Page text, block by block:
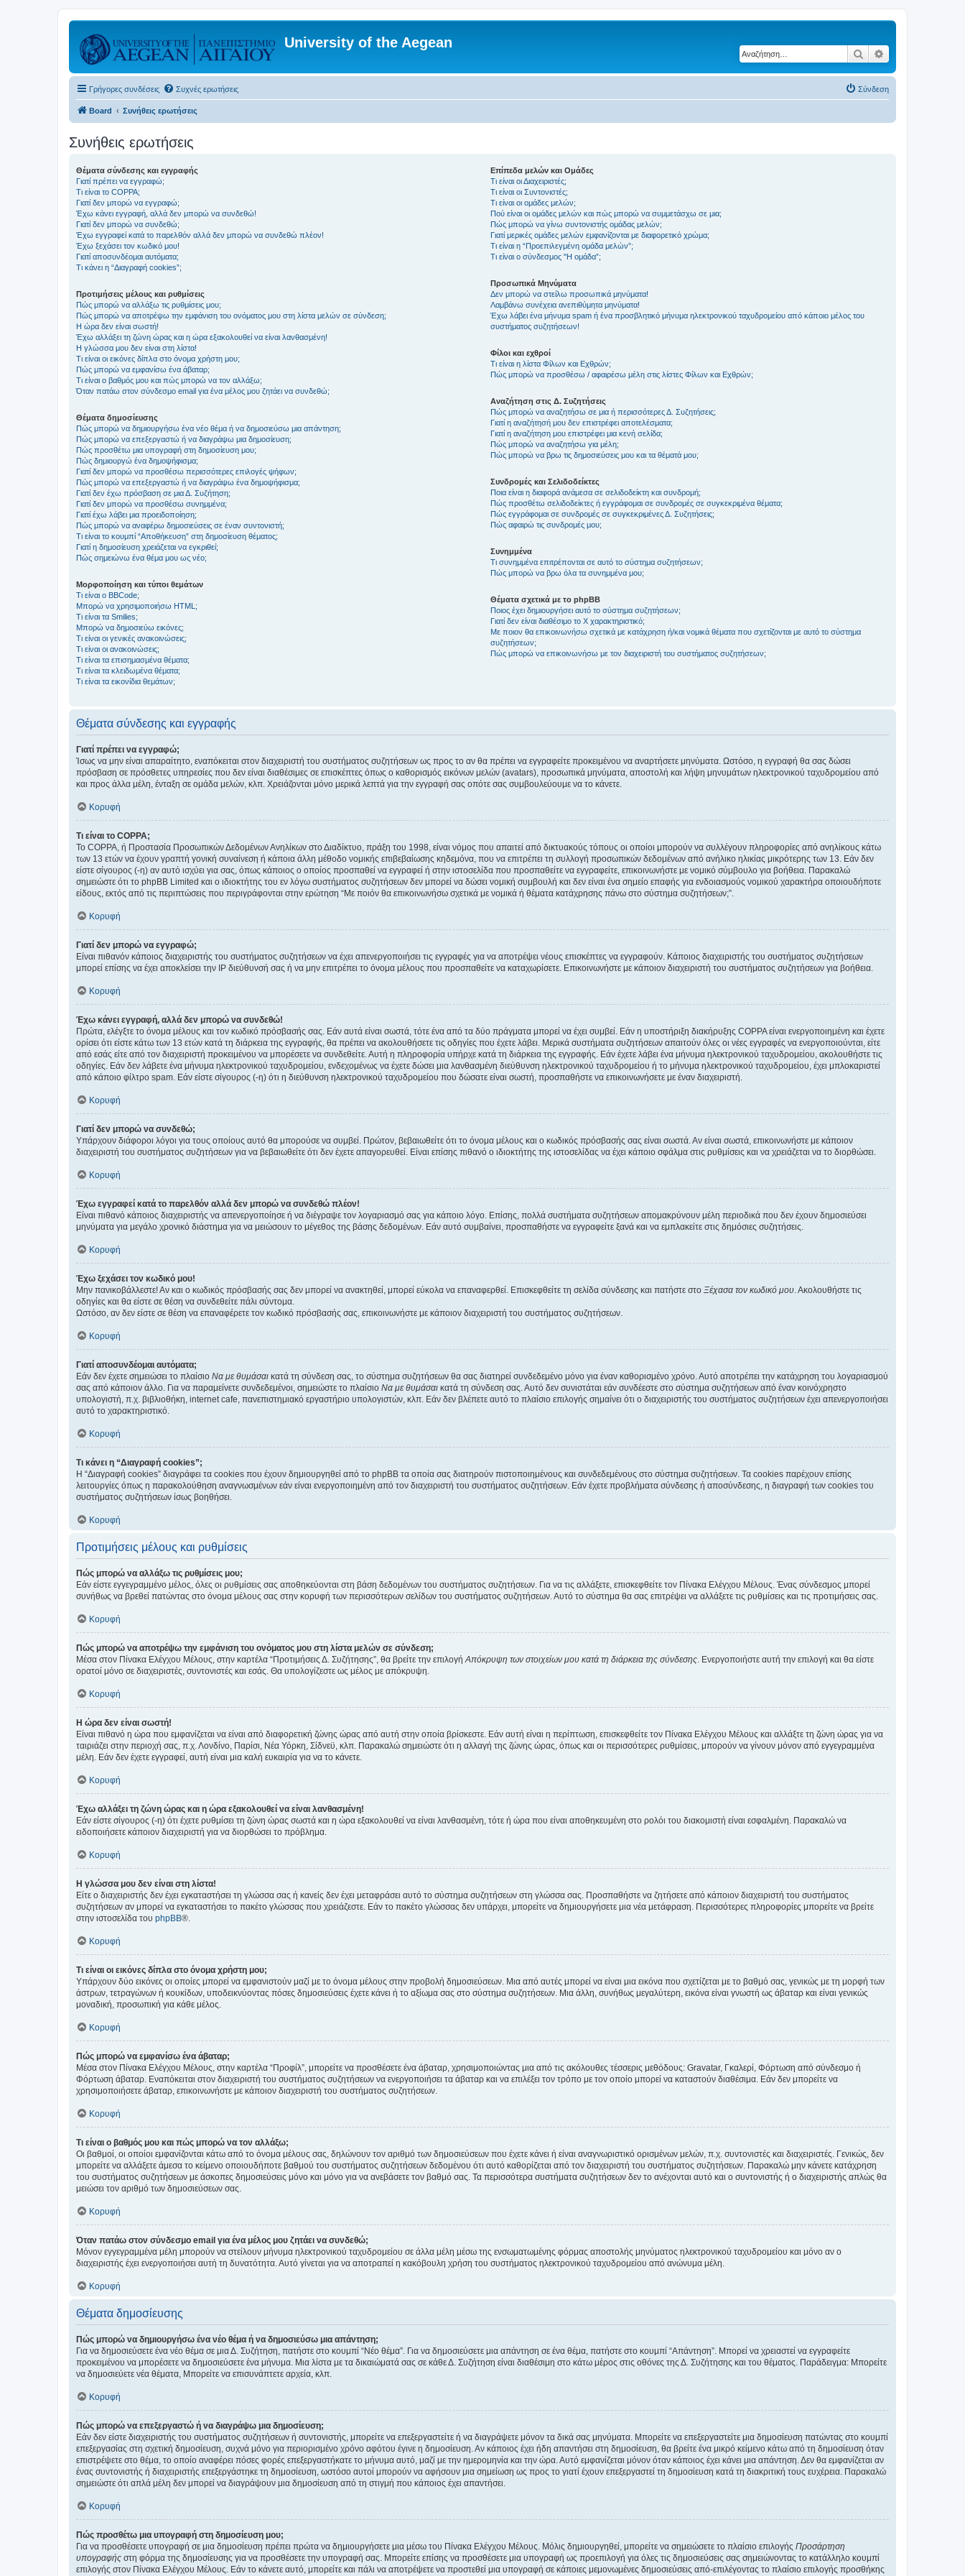
University of the Aegean
Αναζήτηση
Γρήγορες συνδέσεις Συχνές ερωτήσεις Σύνδεση
Board Συνήθεις ερωτήσεις
Συνήθεις ερωτήσεις
Θέματα σύνδεσης και εγγραφής
Γιατί πρέπει να εγγραφώ;
Τι είναι το COPPA;
Γιατί δεν μπορώ να εγγραφώ;
Έχω κάνει εγγραφή, αλλά δεν μπορώ να συνδεθώ!
Γιατί δεν μπορώ να συνδεθώ;
Έχω εγγραφεί κατά το παρελθόν αλλά δεν μπορώ να συνδεθώ πλέον!
Έχω ξεχάσει τον κωδικό μου!
Γιατί αποσυνδέομαι αυτόματα;
Τι κάνει η “Διαγραφή cookies”;
Προτιμήσεις μέλους και ρυθμίσεις
Πώς μπορώ να αλλάξω τις ρυθμίσεις μου;
Πώς μπορώ να αποτρέψω την εμφάνιση του ονόματος μου στη λίστα μελών σε σύνδεση;
Η ώρα δεν είναι σωστή!
Έχω αλλάξει τη ζώνη ώρας και η ώρα εξακολουθεί να είναι λανθασμένη!
Η γλώσσα μου δεν είναι στη λίστα!
Τι είναι οι εικόνες δίπλα στο όνομα χρήστη μου;
Πώς μπορώ να εμφανίσω ένα άβαταρ;
Τι είναι ο βαθμός μου και πώς μπορώ να τον αλλάξω;
Όταν πατάω στον σύνδεσμο email για ένα μέλος μου ζητάει να συνδεθώ;
Θέματα δημοσίευσης
Πώς μπορώ να δημιουργήσω ένα νέο θέμα ή να δημοσιεύσω μια απάντηση;
Πώς μπορώ να επεξεργαστώ ή να διαγράψω μια δημοσίευση;
Πώς προσθέτω μια υπογραφή στη δημοσίευση μου;
Πώς δημιουργώ ένα δημοψήφισμα;
Γιατί δεν μπορώ να προσθέσω περισσότερες επιλογές ψήφων;
Πώς μπορώ να επεξεργαστώ ή να διαγράψω ένα δημοψήφισμα;
Γιατί δεν έχω πρόσβαση σε μια Δ. Συζήτηση;
Γιατί δεν μπορώ να προσθέσω συνημμένα;
Γιατί έχω λάβει μια προειδοποίηση;
Πώς μπορώ να αναφέρω δημοσιεύσεις σε έναν συντονιστή;
Τι είναι το κουμπί “Αποθήκευση” στη δημοσίευση θέματος;
Γιατί η δημοσίευση χρειάζεται να εγκριθεί;
Πώς σημειώνω ένα θέμα μου ως νέο;
Μορφοποίηση και τύποι θεμάτων
Τι είναι ο BBCode;
Μπορώ να χρησιμοποιήσω HTML;
Τι είναι τα Smilies;
Μπορώ να δημοσιεύω εικόνες;
Τι είναι οι γενικές ανακοινώσεις;
Τι είναι οι ανακοινώσεις;
Τι είναι τα επισημασμένα θέματα;
Τι είναι τα κλειδωμένα θέματα;
Τι είναι τα εικονίδια θεμάτων;
Επίπεδα μελών και Ομάδες
Τι είναι οι Διαχειριστές;
Τι είναι οι Συντονιστές;
Τι είναι οι ομάδες μελών;
Πού είναι οι ομάδες μελών και πώς μπορώ να συμμετάσχω σε μια;
Πώς μπορώ να γίνω συντονιστής ομάδας μελών;
Γιατί μερικές ομάδες μελών εμφανίζονται με διαφορετικό χρώμα;
Τι είναι η “Προεπιλεγμένη ομάδα μελών”;
Τι είναι ο σύνδεσμος "Η ομάδα”;
Προσωπικά Μηνύματα
Δεν μπορώ να στείλω προσωπικά μηνύματα!
Λαμβάνω συνέχεια ανεπιθύμητα μηνύματα!
Έχω λάβει ένα μήνυμα spam ή ένα προσβλητικό μήνυμα ηλεκτρονικού ταχυδρομείου από κάποιο μέλος του
συστήματος συζητήσεων!
Φίλοι και εχθροί
Τι είναι η λίστα Φίλων και Εχθρών;
Πώς μπορώ να προσθέσω / αφαιρέσω μέλη στις λίστες Φίλων και Εχθρών;
Αναζήτηση στις Δ. Συζητήσεις
Πώς μπορώ να αναζητήσω σε μια ή περισσότερες Δ. Συζητήσεις;
Γιατί η αναζήτησή μου δεν επιστρέφει αποτελέσματα;
Γιατί η αναζήτηση μου επιστρέφει μια κενή σελίδα;
Πώς μπορώ να αναζητήσω για μέλη;
Πώς μπορώ να βρω τις δημοσιεύσεις μου και τα θέματά μου;
Συνδρομές και Σελιδοδείκτες
Ποια είναι η διαφορά ανάμεσα σε σελιδοδείκτη και συνδρομή;
Πώς προσθέτω σελιδοδείκτες ή εγγράφομαι σε συνδρομές σε συγκεκριμένα θέματα;
Πώς εγγράφομαι σε συνδρομές σε συγκεκριμένες Δ. Συζητήσεις;
Πώς αφαιρώ τις συνδρομές μου;
Συνημμένα
Τι συνημμένα επιτρέπονται σε αυτό το σύστημα συζητήσεων;
Πώς μπορώ να βρω όλα τα συνημμένα μου;
Θέματα σχετικά με το phpBB
Ποιος έχει δημιουργήσει αυτό το σύστημα συζητήσεων;
Γιατί δεν είναι διαθέσιμο το Χ χαρακτηριστικό;
Με ποιον θα επικοινωνήσω σχετικά με κατάχρηση ή/και νομικά θέματα που σχετίζονται με αυτό το σύστημα
συζητήσεων;
Πώς μπορώ να επικοινωνήσω με τον διαχειριστή του συστήματος συζητήσεων;
Θέματα σύνδεσης και εγγραφής
Γιατί πρέπει να εγγραφώ;
Ίσως να μην είναι απαραίτητο, εναπόκειται στον διαχειριστή του συστήματος συζητήσεων ως προς το αν θα πρέπει να εγγραφείτε προκειμένου να αναρτήσετε μηνύματα. Ωστόσο, η εγγραφή θα σας δώσει
πρόσβαση σε πρόσθετες υπηρεσίες που δεν είναι διαθέσιμες σε επισκέπτες όπως ο καθορισμός εικόνων μελών (avatars), προσωπικά μηνύματα, αποστολή και λήψη μηνυμάτων ηλεκτρονικού ταχυδρομείου από
και προς άλλα μέλη, ένταξη σε ομάδα μελών, κλπ. Χρειάζονται μόνο μερικά λεπτά για την εγγραφή σας οπότε σας συμβουλεύουμε να το κάνετε.
Κορυφή
Τι είναι το COPPA;
Το COPPA, ή Προστασία Προσωπικών Δεδομένων Ανηλίκων στο Διαδίκτυο, πράξη του 1998, είναι νόμος που απαιτεί από δικτυακούς τόπους οι οποίοι μπορούν να συλλέγουν πληροφορίες από ανηλίκους κάτω
των 13 ετών να έχουν γραπτή γονική συναίνεση ή κάποια άλλη μέθοδο νομικής επιβεβαίωσης κηδεμόνα, που να επιτρέπει τη συλλογή προσωπικών δεδομένων από ανήλικο ηλικίας μικρότερης των 13. Εάν δεν
είστε σίγουρος (-η) αν αυτό ισχύει για σας, όπως κάποιος ο οποίος προσπαθεί να εγγραφεί ή στην ιστοσελίδα που προσπαθείτε να εγγραφείτε, επικοινωνήστε με νομικό σύμβουλο για βοήθεια. Παρακαλώ
σημειώστε ότι το phpBB Limited και ο ιδιοκτήτης του εν λόγω συστήματος συζητήσεων δεν μπορεί να δώσει νομική συμβουλή και δεν είναι ένα σημείο επαφής για ενδοιασμούς νομικού χαρακτήρα οποιουδήποτε
είδους, εκτός από τις περιπτώσεις που περιγράφονται στην ερώτηση “Με ποιόν θα επικοινωνήσω σχετικά με νομικά ή θέματα κατάχρησης πάνω στο σύστημα συζητήσεων;”.
Κορυφή
Γιατί δεν μπορώ να εγγραφώ;
Είναι πιθανόν κάποιος διαχειριστής του συστήματος συζητήσεων να έχει απενεργοποιήσει τις εγγραφές για να αποτρέψει νέους επισκέπτες να εγγραφούν. Κάποιος διαχειριστής του συστήματος συζητήσεων
μπορεί επίσης να έχει αποκλείσει την IP διεύθυνσή σας ή να μην επιτρέπει το όνομα μέλους που προσπαθείτε να καταχωρίσετε. Επικοινωνήστε με κάποιον διαχειριστή του συστήματος συζητήσεων για βοήθεια.
Κορυφή
Έχω κάνει εγγραφή, αλλά δεν μπορώ να συνδεθώ!
Πρώτα, ελέγξτε το όνομα μέλους και τον κωδικό πρόσβασής σας. Εάν αυτά είναι σωστά, τότε ένα από τα δύο πράγματα μπορεί να έχει συμβεί. Εάν η υποστήριξη διακήρυξης COPPA είναι ενεργοποιημένη και έχετε
ορίσει ότι είστε κάτω των 13 ετών κατά τη διάρκεια της εγγραφής, θα πρέπει να ακολουθήσετε τις οδηγίες που έχετε λάβει. Μερικά συστήματα συζητήσεων απαιτούν όλες οι νέες εγγραφές να ενεργοποιούνται, είτε
από εσάς είτε από τον διαχειριστή προκειμένου να μπορέσετε να συνδεθείτε. Αυτή η πληροφορία υπήρχε κατά τη διάρκεια της εγγραφής. Εάν έχετε λάβει ένα μήνυμα ηλεκτρονικού ταχυδρομείου, ακολουθήστε τις
οδηγίες. Εάν δεν λάβετε ένα μήνυμα ηλεκτρονικού ταχυδρομείου, ενδεχομένως να έχετε δώσει μια λανθασμένη διεύθυνση ηλεκτρονικού ταχυδρομείου ή το μήνυμα ηλεκτρονικού ταχυδρομείου, έχει μπλοκαριστεί
από κάποιο φίλτρο spam. Εάν είστε σίγουρος (-η) ότι η διεύθυνση ηλεκτρονικού ταχυδρομείου που δώσατε είναι σωστή, προσπαθήστε να επικοινωνήσετε με έναν διαχειριστή.
Κορυφή
Γιατί δεν μπορώ να συνδεθώ;
Υπάρχουν διάφοροι λόγοι για τους οποίους αυτό θα μπορούσε να συμβεί. Πρώτον, βεβαιωθείτε ότι το όνομα μέλους και ο κωδικός πρόσβασής σας είναι σωστά. Αν είναι σωστά, επικοινωνήστε με κάποιον
διαχειριστή του συστήματος συζητήσεων για να βεβαιωθείτε ότι δεν έχετε απαγορευθεί. Είναι επίσης πιθανό ο ιδιοκτήτης της ιστοσελίδας να έχει κάποιο σφάλμα στις ρυθμίσεις και να χρειάζεται να το διορθώσει.
Κορυφή
Έχω εγγραφεί κατά το παρελθόν αλλά δεν μπορώ να συνδεθώ πλέον!
Είναι πιθανό κάποιος διαχειριστής να απενεργοποίησε ή να διέγραψε τον λογαριασμό σας για κάποιο λόγο. Επίσης, πολλά συστήματα συζητήσεων απομακρύνουν μέλη περιοδικά που δεν έχουν δημοσιεύσει
μηνύματα για μεγάλο χρονικό διάστημα για να μειώσουν το μέγεθος της βάσης δεδομένων. Εάν αυτό συμβαίνει, προσπαθήστε να εγγραφείτε ξανά και να εμπλακείτε στις δημόσιες συζητήσεις.
Κορυφή
Έχω ξεχάσει τον κωδικό μου!
Μην πανικοβάλλεστε! Αν και ο κωδικός πρόσβασής σας δεν μπορεί να ανακτηθεί, μπορεί εύκολα να επαναφερθεί. Επισκεφθείτε τη σελίδα σύνδεσης και πατήστε στο Ξέχασα τον κωδικό μου. Ακολουθήστε τις
οδηγίες και θα είστε σε θέση να συνδεθείτε πάλι σύντομα.
Ωστόσο, αν δεν είστε σε θέση να επαναφέρετε τον κωδικό πρόσβασής σας, επικοινωνήστε με κάποιον διαχειριστή του συστήματος συζητήσεων.
Κορυφή
Γιατί αποσυνδέομαι αυτόματα;
Εάν δεν έχετε σημειώσει το πλαίσιο Να με θυμάσαι κατά τη σύνδεση σας, το σύστημα συζητήσεων θα σας διατηρεί συνδεδεμένο μόνο για έναν καθορισμένο χρόνο. Αυτό αποτρέπει την κατάχρηση του λογαριασμού
σας από κάποιον άλλο. Για να παραμείνετε συνδεδεμένοι, σημειώστε το πλαίσιο Να με θυμάσαι κατά τη σύνδεση σας. Αυτό δεν συνιστάται εάν συνδέεστε στο σύστημα συζητήσεων από έναν κοινόχρηστο
υπολογιστή, π.χ. βιβλιοθήκη, internet cafe, πανεπιστημιακό εργαστήριο υπολογιστών, κλπ. Εάν δεν βλέπετε αυτό το πλαίσιο επιλογής σημαίνει ότι ο διαχειριστής του συστήματος συζητήσεων έχει απενεργοποιήσει
αυτό το χαρακτηριστικό.
Κορυφή
Τι κάνει η “Διαγραφή cookies”;
Η “Διαγραφή cookies” διαγράφει τα cookies που έχουν δημιουργηθεί από το phpBB τα οποία σας διατηρούν πιστοποιημένους και συνδεδεμένους στο σύστημα συζητήσεων. Τα cookies παρέχουν επίσης
λειτουργίες όπως η παρακολούθηση αναγνωσμένων εάν είναι ενεργοποιημένη από τον διαχειριστή του συστήματος συζητήσεων. Εάν έχετε προβλήματα σύνδεσης ή αποσύνδεσης, η διαγραφή των cookies του
συστήματος συζητήσεων ίσως βοηθήσει.
Κορυφή
Προτιμήσεις μέλους και ρυθμίσεις
Πώς μπορώ να αλλάξω τις ρυθμίσεις μου;
Εάν είστε εγγεγραμμένο μέλος, όλες οι ρυθμίσεις σας αποθηκεύονται στη βάση δεδομένων του συστήματος συζητήσεων. Για να τις αλλάξετε, επισκεφθείτε τον Πίνακα Ελέγχου Μέλους. Ένας σύνδεσμος μπορεί
συνήθως να βρεθεί πατώντας στο όνομα μέλους σας στην κορυφή των περισσότερων σελίδων του συστήματος συζητήσεων. Αυτό το σύστημα θα σας επιτρέψει να αλλάξετε τις ρυθμίσεις και τις προτιμήσεις σας.
Κορυφή
Πώς μπορώ να αποτρέψω την εμφάνιση του ονόματος μου στη λίστα μελών σε σύνδεση;
Μέσα στον Πίνακα Ελέγχου Μέλους, στην καρτέλα “Προτιμήσεις Δ. Συζήτησης”, θα βρείτε την επιλογήΑπόκρυψη των στοιχείων μου κατά τη διάρκεια της σύνδεσης. Ενεργοποιήστε αυτή την επιλογή και θα είστε
ορατοί μόνο σε διαχειριστές, συντονιστές και εσάς. Θα υπολογίζεστε ως μέλος με απόκρυψη.
Κορυφή
Η ώρα δεν είναι σωστή!
Είναι πιθανό η ώρα που εμφανίζεται να είναι από διαφορετική ζώνης ώρας από αυτή στην οποία βρίσκεστε. Εάν αυτή είναι η περίπτωση, επισκεφθείτε τον Πίνακα Ελέγχου Μέλους και αλλάξτε τη ζώνη ώρας για να
ταιριάζει στην περιοχή σας, π.χ. Λονδίνο, Παρίσι, Νέα Υόρκη, Σίδνεϋ, κλπ. Παρακαλώ σημειώστε ότι η αλλαγή της ζώνης ώρας, όπως και οι περισσότερες ρυθμίσεις, μπορούν να γίνουν μόνον από εγγεγραμμένα
μέλη. Εάν δεν έχετε εγγραφεί, αυτή είναι μια καλή ευκαιρία για να το κάνετε.
Κορυφή
Έχω αλλάξει τη ζώνη ώρας και η ώρα εξακολουθεί να είναι λανθασμένη!
Εάν είστε σίγουρος (-η) ότι έχετε ρυθμίσει τη ζώνη ώρας σωστά και η ώρα εξακολουθεί να είναι λανθασμένη, τότε ή ώρα που είναι αποθηκευμένη στο ρολόι του διακομιστή είναι εσφαλμένη. Παρακαλώ να
ειδοποιήσετε κάποιον διαχειριστή για να διορθώσει το πρόβλημα.
Κορυφή
Η γλώσσα μου δεν είναι στη λίστα!
Είτε ο διαχειριστής δεν έχει εγκαταστήσει τη γλώσσα σας ή κανείς δεν έχει μεταφράσει αυτό το σύστημα συζητήσεων στη γλώσσα σας. Προσπαθήστε να ζητήσετε από κάποιον διαχειριστή του συστήματος
συζητήσεων αν μπορεί να εγκαταστήσει το πακέτο γλώσσας που χρειάζεστε. Εάν το πακέτο γλώσσας δεν υπάρχει, μπορείτε να δημιουργήσετε μια νέα μετάφραση. Περισσότερες πληροφορίες μπορείτε να βρείτε
στην ιστοσελίδα του phpBB®.
Κορυφή
Τι είναι οι εικόνες δίπλα στο όνομα χρήστη μου;
Υπάρχουν δύο εικόνες οι οποίες μπορεί να εμφανιστούν μαζί με το όνομα μέλους στην προβολή δημοσιεύσεων. Μια από αυτές μπορεί να είναι μια εικόνα που σχετίζεται με το βαθμό σας, γενικώς με τη μορφή των
άστρων, τετραγώνων ή κουκίδων, υποδεικνύοντας πόσες δημοσιεύσεις έχετε κάνει ή το αξίωμα σας στο σύστημα συζητήσεων. Μια άλλη, συνήθως μεγαλύτερη, εικόνα είναι γνωστή ως άβαταρ και είναι γενικώς
μοναδική, προσωπική για κάθε μέλος.
Κορυφή
Πώς μπορώ να εμφανίσω ένα άβαταρ;
Μέσα στον Πίνακα Ελέγχου Μέλους, στην καρτέλα “Προφίλ”, μπορείτε να προσθέσετε ένα άβαταρ, χρησιμοποιώντας μια από τις ακόλουθες τέσσερις μεθόδους: Gravatar, Γκαλερί, Φόρτωση από σύνδεσμο ή
Φόρτωση άβαταρ. Εναπόκειται στον διαχειριστή του συστήματος συζητήσεων να ενεργοποιήσει τα άβαταρ και να επιλέξει τον τρόπο με τον οποίο μπορεί να καταστούν διαθέσιμα. Εάν δεν μπορείτε να
χρησιμοποιήσετε άβαταρ, επικοινωνήστε με κάποιον διαχειριστή του συστήματος συζητήσεων.
Κορυφή
Τι είναι ο βαθμός μου και πώς μπορώ να τον αλλάξω;
Οι βαθμοί, οι οποίοι εμφανίζονται κάτω από το όνομα μέλους σας, δηλώνουν τον αριθμό των δημοσιεύσεων που έχετε κάνει ή είναι αναγνωριστικό ορισμένων μελών, π.χ. συντονιστές και διαχειριστές. Γενικώς, δεν
μπορείτε να αλλάξετε άμεσα το κείμενο οποιουδήποτε βαθμού του συστήματος συζητήσεων δεδομένου ότι αυτό καθορίζεται από τον διαχειριστή του συστήματος συζητήσεων. Παρακαλώ μην κάνετε κατάχρηση
του συστήματος συζητήσεων με άσκοπες δημοσιεύσεις μόνο και μόνο για να ανεβάσετε τον βαθμό σας. Τα περισσότερα συστήματα συζητήσεων δεν το ανέχονται αυτό και ο συντονιστής ή ο διαχειριστής απλώς θα
μειώσει τον αριθμό των δημοσιεύσεων σας.
Κορυφή
Όταν πατάω στον σύνδεσμο email για ένα μέλος μου ζητάει να συνδεθώ;
Μόνον εγγεγραμμένα μέλη μπορούν να στείλουν μήνυμα ηλεκτρονικού ταχυδρομείου σε άλλα μέλη μέσω της ενσωματωμένης φόρμας αποστολής μηνύματος ηλεκτρονικού ταχυδρομείου και μόνο αν ο
διαχειριστής έχει ενεργοποιήσει αυτή τη δυνατότητα. Αυτό γίνεται για να αποτραπεί η κακόβουλη χρήση του συστήματος ηλεκτρονικού ταχυδρομείου από ανώνυμα μέλη.
Κορυφή
Θέματα δημοσίευσης
Πώς μπορώ να δημιουργήσω ένα νέο θέμα ή να δημοσιεύσω μια απάντηση;
Για να δημοσιεύσετε ένα νέο θέμα σε μια Δ. Συζήτηση, πατήστε στο κουμπί “Νέο θέμα”. Για να δημοσιεύσετε μια απάντηση σε ένα θέμα, πατήστε στο κουμπί “Απάντηση”. Μπορεί να χρειαστεί να εγγραφείτε
προκειμένου να μπορέσετε να δημοσιεύσετε ένα μήνυμα. Μια λίστα με τα δικαιώματά σας σε κάθε Δ. Συζήτηση είναι διαθέσιμη στο κάτω μέρος στις οθόνες της Δ. Συζήτησης και του θέματος. Παράδειγμα: Μπορείτε
να δημοσιεύετε νέα θέματα, Μπορείτε να επισυνάπτετε αρχεία, κλπ.
Κορυφή
Πώς μπορώ να επεξεργαστώ ή να διαγράψω μια δημοσίευση;
Εάν δεν είστε διαχειριστής του συστήματος συζητήσεων ή συντονιστής, μπορείτε να επεξεργαστείτε ή να διαγράψετε μόνον τα δικά σας μηνύματα. Μπορείτε να επεξεργαστείτε μια δημοσίευση πατώντας στο κουμπί
επεξεργασίας στη σχετική δημοσίευση, συχνά μόνο για περιορισμένο χρόνο αφότου έγινε η δημοσίευση. Αν κάποιος έχει ήδη απαντήσει στη δημοσίευση, θα βρείτε ένα μικρό κείμενο κάτω από τη δημοσίευση όταν
επιστρέψετε στο θέμα, το οποίο αναφέρει πόσες φορές επεξεργαστήκατε το μήνυμα αυτό, μαζί με την ημερομηνία και την ώρα. Αυτό εμφανίζεται μόνον όταν κάποιος έχει κάνει μια απάντηση. Δεν θα εμφανίζεται αν
ένας συντονιστής ή διαχειριστής επεξεργάστηκε τη δημοσίευση, ωστόσο αυτοί μπορούν να αφήσουν μια σημείωση ως προς το γιατί έχουν επεξεργαστεί τη δημοσίευση κατά τη διακριτική τους ευχέρεια. Παρακαλώ
σημειώστε ότι απλά μέλη δεν μπορεί να διαγράψουν μια δημοσίευση από τη στιγμή που κάποιος έχει απαντήσει.
Κορυφή
Πώς προσθέτω μια υπογραφή στη δημοσίευση μου;
Για να προσθέσετε υπογραφή σε μια δημοσίευση πρέπει πρώτα να δημιουργήσετε μια μέσω του Πίνακα Ελέγχου Μέλους. Μόλις δημιουργηθεί, μπορείτε να σημειώσετε το πλαίσιο επιλογής Προσάρτηση
υπογραφής στη φόρμα της δημοσίευσης για να προσθέσετε την υπογραφή σας. Μπορείτε επίσης να προσθέσετε μια υπογραφή ως προεπιλογή για όλες τις δημοσιεύσεις σας σημειώνοντας το κατάλληλο κουμπί
επιλογής στον Πίνακα Ελέγχου Μέλους. Εάν το κάνετε αυτό, μπορείτε και πάλι να αποτρέψετε να προστεθεί μια υπογραφή σε κάποιες μεμονωμένες δημοσιεύσεις από-επιλέγοντας το πλαίσιο επιλογής προσθήκης